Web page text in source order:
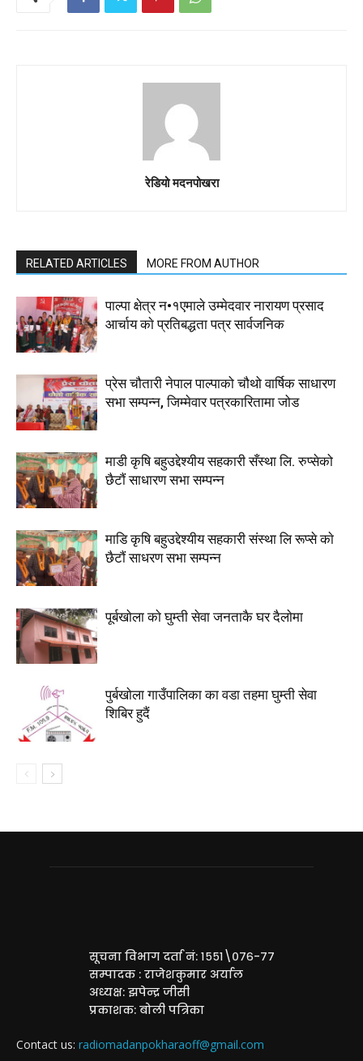
रेडियो मदनपोखरा
RELATED ARTICLES MORE FROM AUTHOR
पाल्पा क्षेत्र न•१एमाले उम्मेदवार नारायण प्रसाद
आर्चाय काे प्रतिबद्धता पत्र सार्वजनिक
प्रेस चौतारी नेपाल पाल्पाको चौथो वार्षिक साधारण
सभा सम्पन्न, जिम्मेवार पत्रकारितामा जोड
माडी कृषि बहुउद्देश्यीय सहकारी सँस्था लि. रुप्सेको
छैटाैं साधारण सभा सम्पन्न
माडि कृषि बहुउद्देश्यीय सहकारी संस्था लि रूप्से काे
छैटाैं साधरण सभा सम्पन्न
पूर्बखाेला काे घुम्ती सेवा जनताकै घर दैलाेमा
पुर्बखाेला गाउँपालिका का वडा तहमा घुम्ती सेवा
शिबिर हुदैं
सूचना विभाग दर्ता नं: १५५१\०७६-७७
सम्पादक : राजेशकुमार अर्याल
अध्यक्ष: झपेन्द्र जीसी
प्रकाशक: बोली पत्रिका
Contact us: radiomadanpokharaoff@gmail.com